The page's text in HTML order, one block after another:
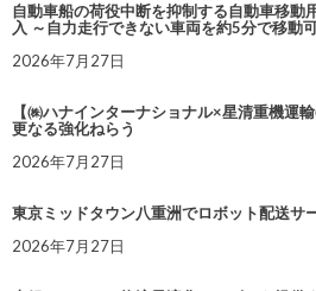
自動車船の荷役中断を抑制する自動車移動
入 ～自力走行できない車両を約5分で移動
2026年7月27日
【㈱ハナインターナショナル×星清重機運
更なる強化ねらう
2026年7月27日
東京ミッドタウン八重洲でロボット配送サ
2026年7月27日